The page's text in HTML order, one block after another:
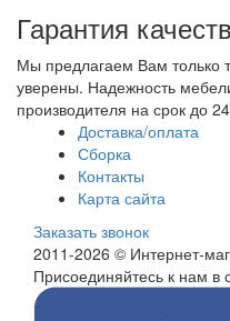
Гарантия
Мы предлагаем Вам только
уверены. Надежность
производителя на срок до
Доставка/оплата
Сборка
Контакты
Карта сайта
Заказать звонок
2011-2026 © Интернет-
Присоединяйтесь к нам в